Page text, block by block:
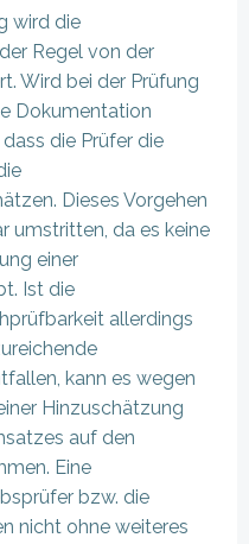
wird die
Regel von der
Wird bei der Prüfung
Dokumentation
die Prüfer die
Dieses Vorgehen
umstritten, da es keine
einer
Ist die
allerdings
kann es wegen
Hinzuschätzung
auf den
Eine
bzw. die
nicht ohne weiteres